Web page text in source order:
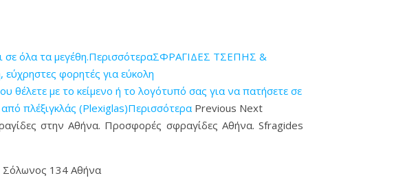
όλα τα μεγέθη.ΠερισσότεραΣΦΡΑΓΙΔΕΣ ΤΣΕΠΗΣ &
φορητές για εύκολη
με το κείμενο ή το λογότυπό σας για να πατήσετε σε
πλέξιγκλάς (Plexiglas)ΠερισσότεραPrevious Next
στην Αθήνα. Προσφορές σφραγίδες Αθήνα. Sfragides
Σόλωνος 134 Αθήνα